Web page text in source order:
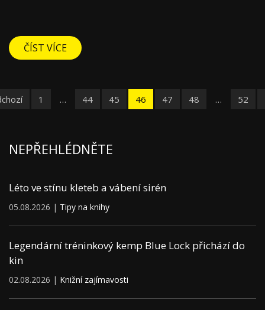
ČÍST VÍCE
1 … 44 45 46 47 48 … 52
NEPŘEHLÉDNĚTE
Léto ve stínu kleteb a vábení sirén
05.08.2026 | Tipy na knihy
Legendární tréninkový kemp Blue Lock přichází do
kin
02.08.2026 | Knižní zajímavosti